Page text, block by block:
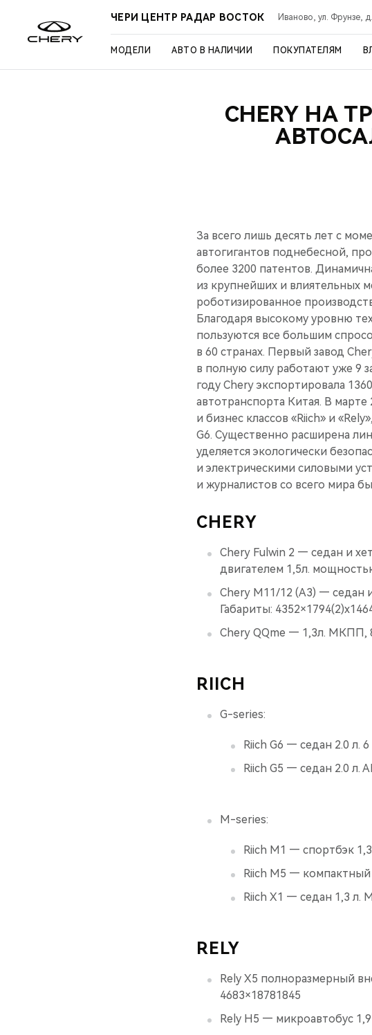
ЧЕРИ ЦЕНТР РАДАР ВОСТОК Иваново, ул. Фрунзе,
МОДЕЛИ АВТО В НАЛИЧИИ ПОКУПАТЕЛЯМ
CHERY НА
За всего лишь десять лет с
автогигантов поднебесной,
более 3200 патентов.
из крупнейших и влиятельных
роботизированное
Благодаря высокому уровню
пользуются все большим
в 60 странах. Первый завод
в полную силу работают уже 9
году Chery экспортировала
автотранспорта Китая. В
и бизнес классов «Riich» и
G6. Существенно расширена
уделяется экологически
и электрическими силовыми
и журналистов со всего мира
CHERY
Chery Fulwin 2 — седан и
двигателем 1,5л.
Chery M11/12 (A3) — седан
Габариты:
Chery QQme — 1,3л. МКПП,
RIICH
G-series:
Riich G6 — седан 2.0 л.
Riich G5 — седан 2.0 л.
M-series:
Riich М1 — спортбэк
Riich М5 — компактный
Riich Х1 — седан 1,3 л.
RELY
Rely X5 полноразмерный
4683×18781845
Rely H5 — микроавтобус